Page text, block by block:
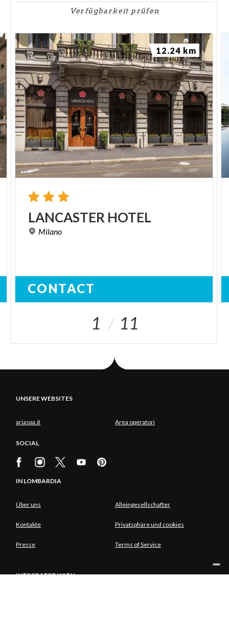
Verfügbarkeit prüfen
LANCASTER HOTEL
Milano
CONTACT
12.24 km
1 11
UNSERE WEBSITES
ariaspa.it Area operatori
SOCIAL
IN LOMBARDIA
Über uns Alleingesellschafter
Kontakte Privatsphäre und cookies
Presse Terms of Service
INTEGRATED WITH